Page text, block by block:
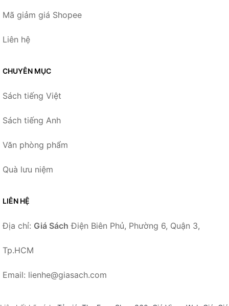
Mã giảm giá Shopee
Liên hệ
CHUYÊN MỤC
Sách tiếng Việt
Sách tiếng Anh
Văn phòng phẩm
Quà lưu niệm
LIÊN HỆ
Địa chỉ: Giá Sách Điện Biên Phủ, Phường 6, Quận 3,
Tp.HCM
Email: lienhe@giasach.com